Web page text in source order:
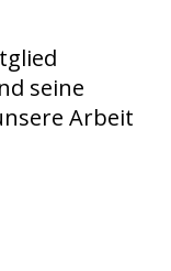
seine
Arbeit